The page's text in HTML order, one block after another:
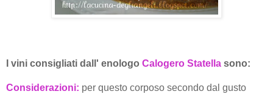
I vini consigliati dall' enologo Calogero Statella sono:
Considerazioni: per questo corposo secondo dal gusto